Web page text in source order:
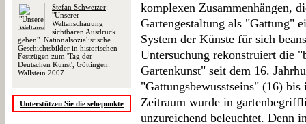
Stefan Schweizer:
"Unserer
Weltanschauung
sichtbaren Ausdruck
geben". Nationalsozialistische
Geschichtsbilder in historischen
Festzügen zum 'Tag der
Deutschen Kunst', Göttingen:
Wallstein 2007
Unterstützen Sie die sehepunkte
komplexen Zusammenhängen,
Gartengestaltung als "Gattung"
System der Künste für sich
Untersuchung rekonstruiert die
Gartenkunst" seit dem 16.
"Gattungsbewusstseins" (16)
Zeitraum wurde in
unzureichend beleuchtet. Denn